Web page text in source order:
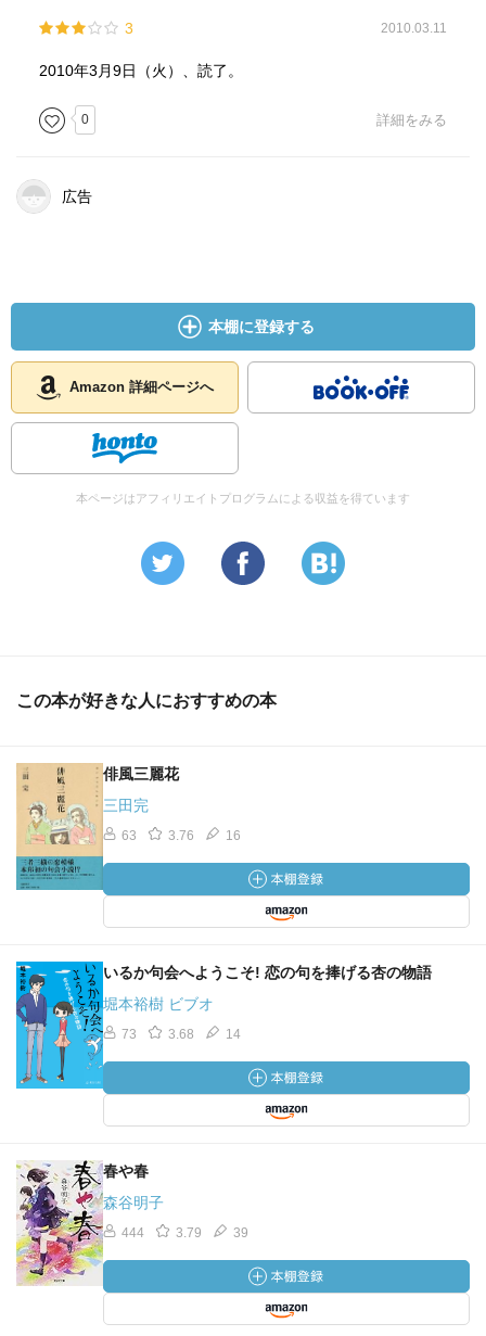
3 2010.03.11
2010年3月9日（火）、読了。
0 詳細をみる
広告
本棚に登録する
Amazon 詳細ページへ
本ページはアフィリエイトプログラムによる収益を得ています
この本が好きな人におすすめの本
俳風三麗花
三田完
63 3.76 16
いるか句会へようこそ! 恋の句を捧げる杏の物語
堀本裕樹 ビブオ
73 3.68 14
春や春
森谷明子
444 3.79 39